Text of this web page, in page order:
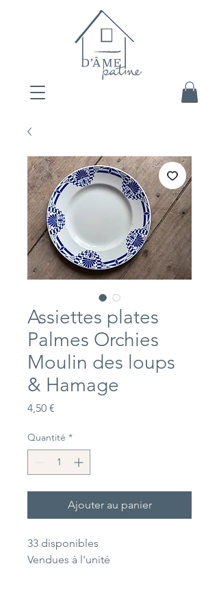
Assiettes plates
Palmes Orchies
Moulin des loups
& Hamage
4,50 €
Quantité *
Ajouter au panier
33 disponibles
Vendues à l'unité